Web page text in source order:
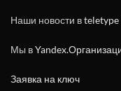
Наши новости вteletype
Мы в
Заявка на ключ